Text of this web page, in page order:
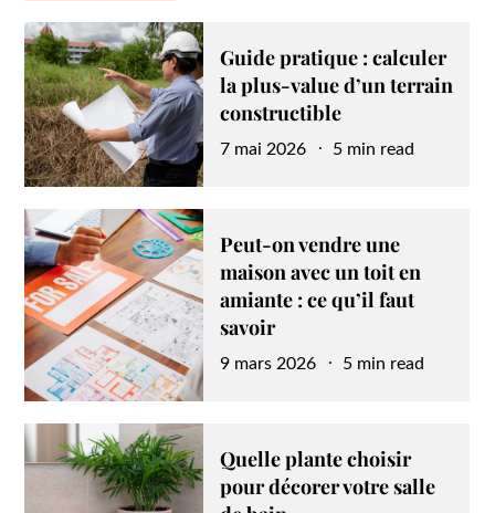
Guide pratique : calculer
la plus-value d’un terrain
constructible
Posted
7 mai 2026 5 min read
Peut-on vendre une
maison avec un toit en
amiante : ce qu’il faut
savoir
Posted
9 mars 2026 5 min read
Quelle plante choisir
pour décorer votre salle